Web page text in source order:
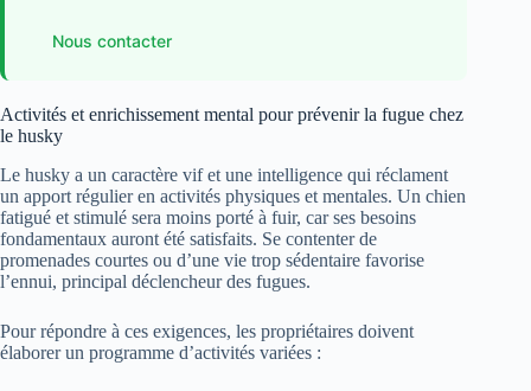
Nous contacter
Activités et enrichissement mental pour prévenir la fugue chez
le husky
Le husky a un caractère vif et une intelligence qui réclament
un apport régulier en activités physiques et mentales. Un chien
fatigué et stimulé sera moins porté à fuir, car ses besoins
fondamentaux auront été satisfaits. Se contenter de
promenades courtes ou d’une vie trop sédentaire favorise
l’ennui, principal déclencheur des fugues.
Pour répondre à ces exigences, les propriétaires doivent
élaborer un programme d’activités variées :